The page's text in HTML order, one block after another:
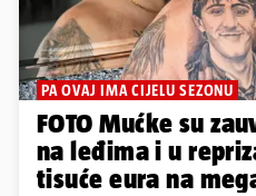
PA OVAJ IMA CIJELU SEZONU
FOTO Mućke su
na leđima i u
tisuće eura na